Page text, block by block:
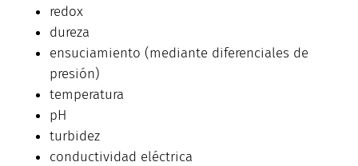
redox
dureza
ensuciamiento (mediante diferenciales de
presión)
temperatura
pH
turbidez
conductividad eléctrica